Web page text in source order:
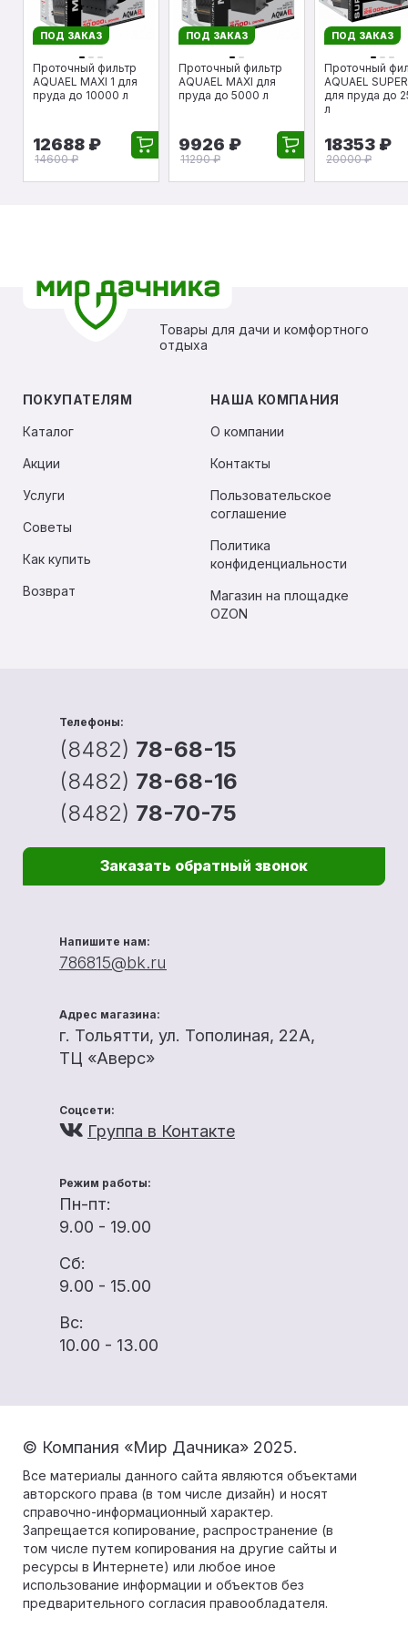
ПОД ЗАКАЗ
Проточный фильтр
AQUAEL MAXI 1 для
пруда до 10000 л
12688 ₽
14600 ₽
ПОД ЗАКАЗ
Проточный фильтр
AQUAEL MAXI для
пруда до 5000 л
9926 ₽
11290 ₽
ПОД ЗАКАЗ
Проточный
AQUAEL
для пруда до
л
18353 ₽
20000 ₽
Товары для дачи и комфортного
отдыха
ПОКУПАТЕЛЯМ
Каталог
Акции
Услуги
Советы
Как купить
Возврат
НАША КОМПАНИЯ
О компании
Контакты
Пользовательское
соглашение
Политика
конфиденциальности
Магазин на площадке
OZON
Телефоны:
(8482) 78-68-15
(8482) 78-68-16
(8482) 78-70-75
Заказать обратный звонок
Напишите нам:
786815@bk.ru
Адрес магазина:
г. Тольятти, ул. Тополиная, 22А,
ТЦ «Аверс»
Соцсети:
Группа в Контакте
Режим работы:
Пн-пт:
9.00 - 19.00
Сб:
9.00 - 15.00
Вс:
10.00 - 13.00
© Компания «Мир Дачника» 2025.
Все материалы данного сайта являются объектами
авторского права (в том числе дизайн) и носят
справочно-информационный характер.
Запрещается копирование, распространение (в
том числе путем копирования на другие сайты и
ресурсы в Интернете) или любое иное
использование информации и объектов без
предварительного согласия правообладателя.